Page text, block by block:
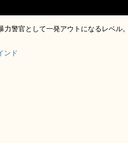
警官として一発アウトになるレベル
ンド